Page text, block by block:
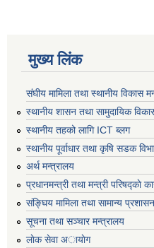
मुख्य लिंक
संघीय मामिला तथा स्थानीय विकास
स्थानीय शासन तथा सामुदायिक
स्थानीय तहको लागि ICT ब्लग
स्थानीय पूर्वाधार तथा कृषि सडक
अर्थ मन्त्रालय
प्रधानमन्त्री तथा मन्त्री परिषद्काे
संङ्घिय मामिला तथा सामान्य
सूचना तथा सञ्चार मन्त्रालय
लाेक सेवा अायाेग